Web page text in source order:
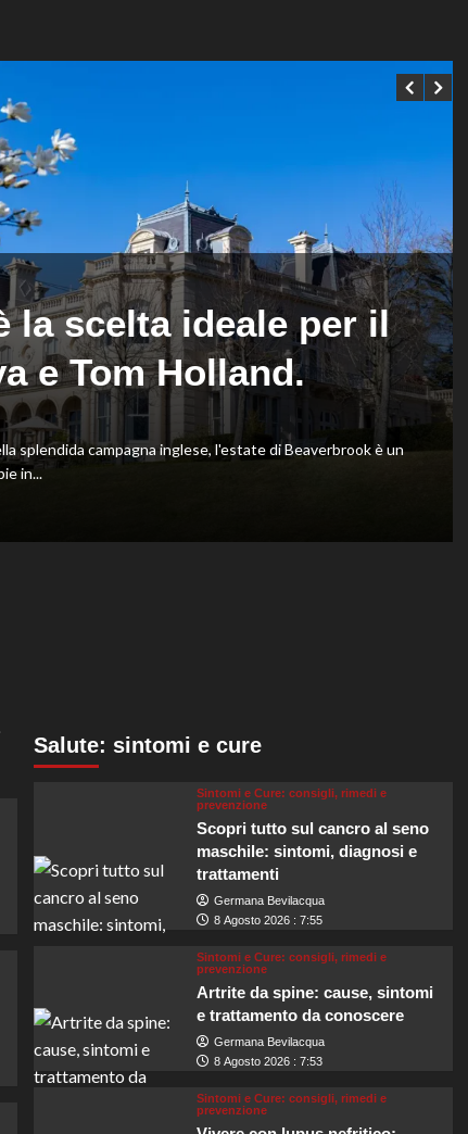
set
la scelta ideale per il
e Tom Holland.
splendida campagna inglese, l'estate di Beaverbrook è un
in...
Salute: sintomi e cure
Sintomi e Cure: consigli, rimedi e
prevenzione
Scopri tutto sul cancro al seno
maschile: sintomi, diagnosi e
trattamenti
Germana Bevilacqua
8 Agosto 2026 : 7:55
Sintomi e Cure: consigli, rimedi e
prevenzione
Artrite da spine: cause, sintomi
e trattamento da conoscere
Germana Bevilacqua
8 Agosto 2026 : 7:53
Sintomi e Cure: consigli, rimedi e
prevenzione